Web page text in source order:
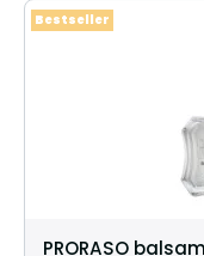
PRORASO
Bestseller